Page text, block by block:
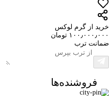
خرید از گرم لوکس
۱۰۰٫۰۰۰٫۰۰۰ تومان
ضمانت ترب
فروشنده‌ها